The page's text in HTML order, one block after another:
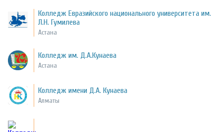
Колледж Евразийского национального университета им.
Л.Н. Гумилева
Астана
Колледж им. Д.А.Кунаева
Астана
Колледж имени Д.А. Кунаева
Алматы